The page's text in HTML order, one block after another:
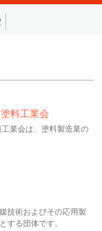
料工業会
業会は、塗料製造業の
技術およびその応用製
する団体です。